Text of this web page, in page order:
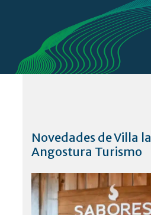
Novedades de Villa la
Angostura Turismo